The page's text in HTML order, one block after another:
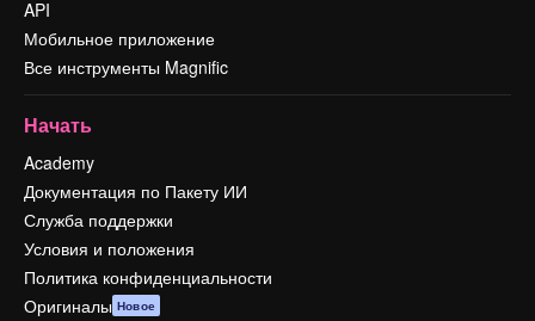
API
Мобильное приложение
Все инструменты Magnific
Начать
Academy
Документация по Пакету ИИ
Служба поддержки
Условия и положения
Политика конфиденциальности
Оригиналы Новое